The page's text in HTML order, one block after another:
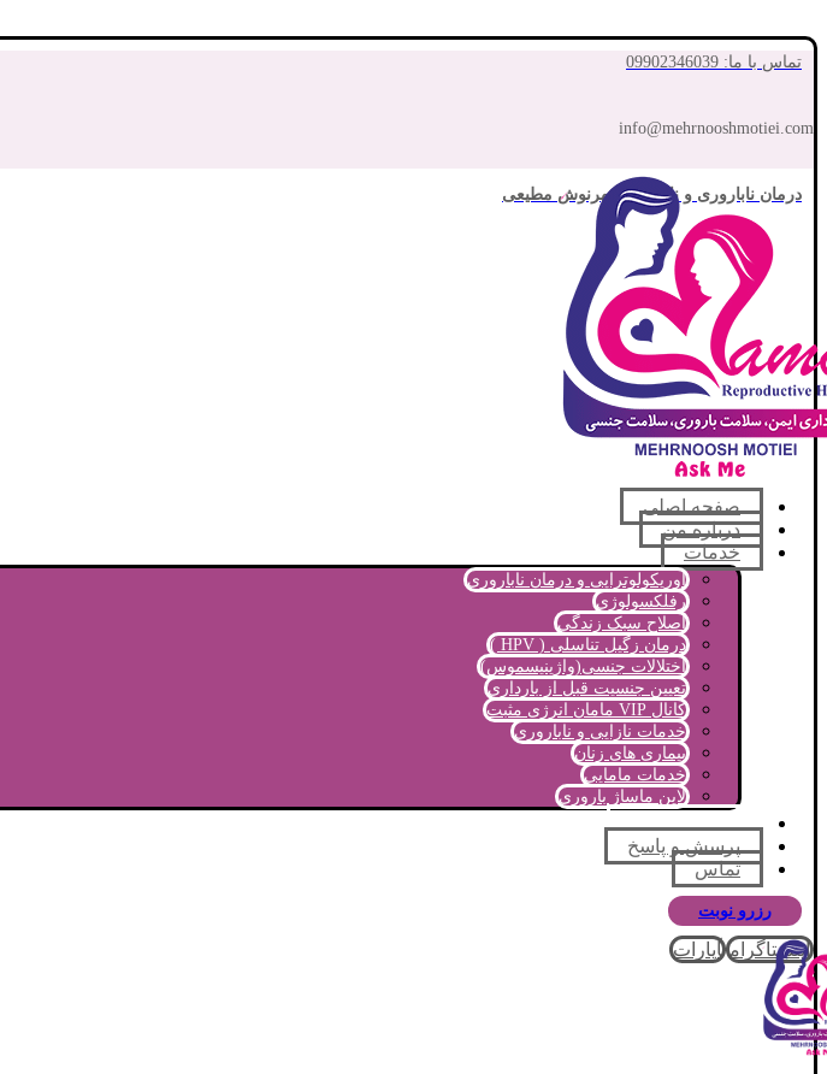
تماس با ما: 09902346039
info@mehrnooshmotiei.com
درمان ناباروری و نازایی با مهرنوش مطیعی
صفحه اصلی
درباره من
خدمات
اوریکولوتراپی و درمان ناباروری
رفلکسولوژی
اصلاح سبک زندگی
درمان زگیل تناسلی ( HPV )
اختلالات جنسی(واژینیسموس)
تعیین جنسیت قبل از بارداری
کانال VIP مامان انرژی مثبت
خدمات نازایی و ناباروری
بیماری های زنان
خدمات مامایی
لاین ماساژ باروری
مجله آموزشی
پرسش و پاسخ
تماس
رزرو نوبت
اینستاگرام آپارات